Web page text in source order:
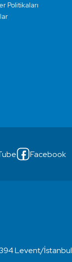
Politikaları
Facebook
Levent/İstanbul